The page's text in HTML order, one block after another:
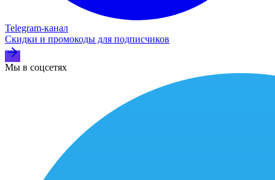
Telegram‑канал
Скидки и промокоды для подписчиков
Мы в соцсетях